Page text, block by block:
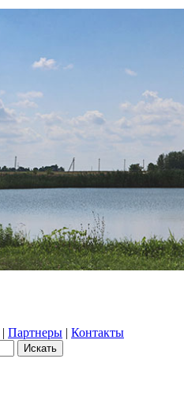
| Партнеры | Контакты